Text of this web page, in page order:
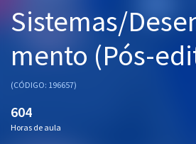
OAB
Questões grátis
Conteúdo gratuito
Sistemas/
mento (Pós-
(CÓDIGO: 196657)
604
Horas de aula